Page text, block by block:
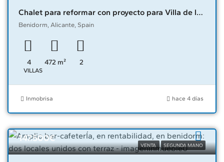
Chalet para reformar con proyecto para Villa de lujo y licencia, con vistas al mar, en Ben – 03249
Benidorm, Alicante, Spain
4 472 m² 2
VILLAS
Inmobrisa hace 4 días
VENTA SEGUNDA MANO
147.500€